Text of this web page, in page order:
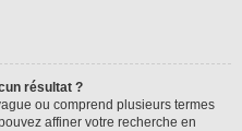
résultat ?
ou comprend plusieurs termes
affiner votre recherche en